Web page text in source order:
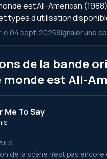
est All-American
types d’utilisation
le 04 sept. 2025Signaler une
de la bande
monde est All-
Me To Say
de la scène n’est pas encore